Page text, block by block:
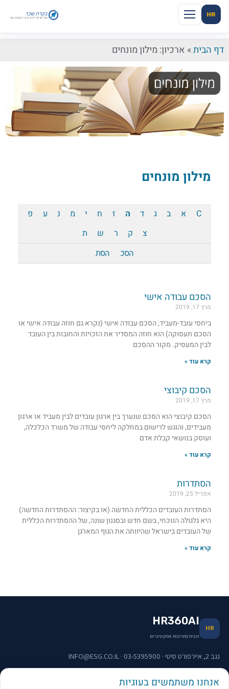
HR
דף הבית» ארכיון: מילון מונחים
מילון מונחים
C א ב ג ד ה ז ח י מ נ ע
פ
צ
ק ר ש
ת
הסכ
הסת
הסכם עבודה אישי
מרץ 17, 2019
ביחסי עובד-מעביד, הסכם עבודה אישי (נקרא גם חוזה עבודה אישי או
הסכם תעסוקה) הוא חוזה המסדיר את הזכויות והחובות בין העובד
לבין המעסיק. מקור ההסכם
קרא עוד »
הסכם קיבוצי
מרץ 17, 2019
הסכם קיבוצי הוא הסכם שנערך בין ארגון עובדים לבין מעביד או ארגון
מעבידים, והוגש לרישום במחלקה ליחסי עבודה של משרד הכלכלה,
ועוסק בנושאי קבלת אדם
קרא עוד »
הסתדרות
אפריל 25, 2019
הסתדרות העובדים הכללית החדשה (או בקיצור: ההסתדרות החדשה)
היא גלגולה הנוכחי, בשם חדש ובסגנון שונה, של ההסתדרות הכללית
של העובדים בישראל שהיוותה את הגוף המארגן
קרא עוד »
HR
HR360AI
מבית פתרונות אפקטיביים
נגב 2, איירפורט סיטי · 03-5395900 · INFO@ESG.CO.IL
תפריט וקישורים
אנחנו משתמשים בעוגיות